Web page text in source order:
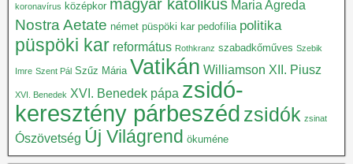
koronavírus középkor magyar katolikus Maria Agreda
Nostra Aetate német püspöki kar pedofília politika
püspöki kar református Rothkranz szabadkőműves Szebik
Imre Szent Pál Szűz Mária Vatikán Williamson XII. Piusz
XVI. Benedek XVI. Benedek pápa zsidó-
keresztény párbeszéd zsidók zsinat
Ószövetség Új Világrend ökuméne